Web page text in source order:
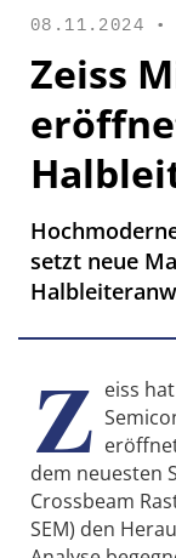
08.11.2024 •
Zeiss
setzt neue
Z eiss
dem neuesten
Crossbeam
SEM) den